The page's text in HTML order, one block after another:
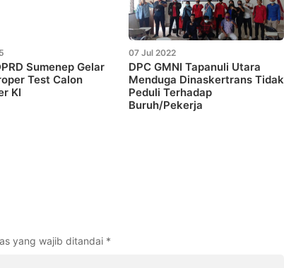
Sumenep Gelar
Test Calon
KI
07 Jul 2022
DPC GMNI Tapanuli Utara
Menduga Dinaskertrans Tidak
Peduli Terhadap
Buruh/Pekerja
yang wajib ditandai *